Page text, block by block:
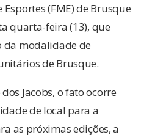
(FME) de Brusque
quarta-feira (13), que
da modalidade de
de Brusque.
Jacobs, o fato ocorre
de local para a
as próximas edições, a